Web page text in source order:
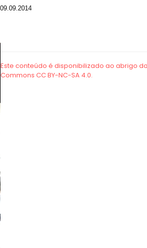
09.09.2014